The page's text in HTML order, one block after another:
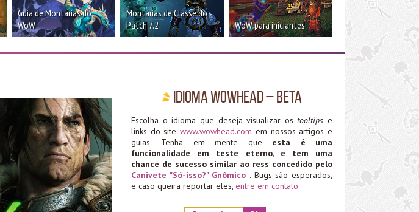
Guia de Montarias do
WoW
Montarias de Classe do
Patch 7.2
WoW para iniciantes
Idioma WoWHead – Beta
Escolha o idioma que deseja visualizar ostooltips e
links do sitewww.wowhead.com em nossos artigos e
guias. Tenha em mente que esta é uma
funcionalidade em teste eterno, e tem uma
chance de sucesso similar ao ress concedido pelo
Canivete "Só-isso?" Gnômico . Bugs são esperados,
e caso queira reportar eles, entre em contato.